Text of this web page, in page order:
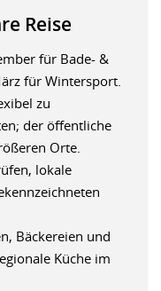
Reise
für Bade- &
für Wintersport.
zu
der öffentliche
Orte.
lokale
Bäckereien und
Küche im